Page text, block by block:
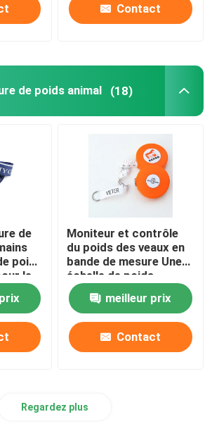
de bras
en acier
d'enquête
de distance
de composants
Contact
de poids animal (18)
de
poids
le
Moniteur et contrôle
du poids des veaux en
bande de mesure Une
échelle de poids
anglaise et française
pour les cliniques
vétérinaires
meilleur prix
Contact
Regardez plus